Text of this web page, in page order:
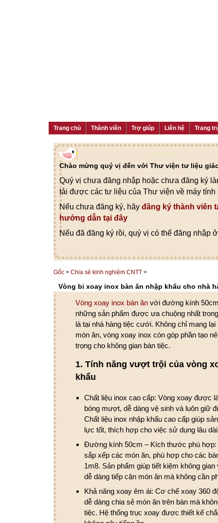
Trang chủ Thành viên Trợ giúp Liên hệ Trang
Chào mừng quý vị đến với Thư viện tư liệu
Quý vị chưa đăng nhập hoặc chưa đăng ký
tải được các tư liệu của Thư viện về máy tính
Nếu chưa đăng ký, hãy đăng ký thành viên
hướng dẫn tại đây
Nếu đã đăng ký rồi, quý vị có thể đăng nhập
Gốc > Chia sẻ kinh nghiệm CNTT >
Vòng bi xoay inox bàn ăn nhập khẩu cho nhà
Vòng xoay inox bàn ăn với đường kính
những sản phẩm được ưa chuộng nhất
là tại nhà hàng tiệc cưới. Không chỉ mang
món ăn, vòng xoay inox còn góp phần tạo
trọng cho không gian bàn tiệc.
1. Tính năng vượt trội của vòng
khẩu
Chất liệu inox cao cấp: Vòng xoay được
bóng mượt, dễ dàng vệ sinh và luôn giữ
Chất liệu inox nhập khẩu cao cấp giúp
lực tốt, thích hợp cho việc sử dụng lâu
Đường kính 50cm – Kích thước phù hợp:
sắp xếp các món ăn, phù hợp cho các
1m8. Sản phẩm giúp tiết kiệm không
dễ dàng tiếp cận món ăn mà không cần
Khả năng xoay êm ái: Cơ chế xoay 360
dễ dàng chia sẻ món ăn trên bàn mà
tiệc. Hệ thống trục xoay được thiết kế